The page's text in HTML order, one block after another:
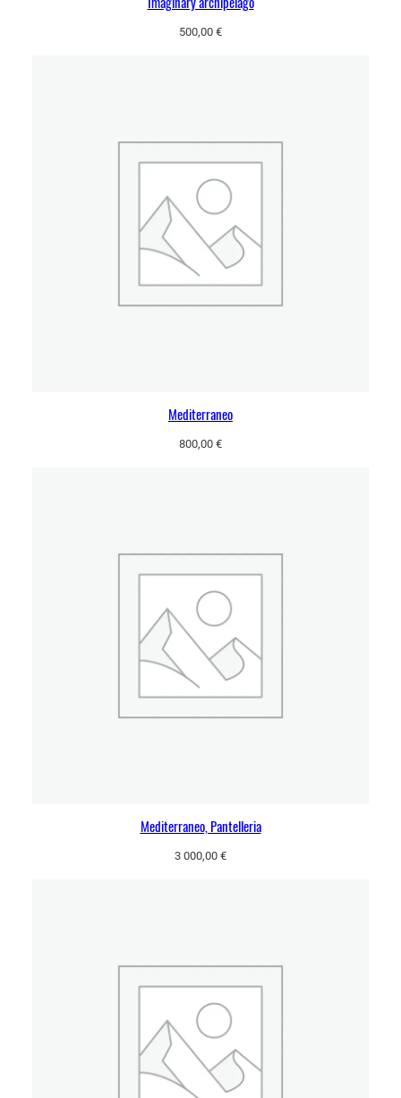
500,00 €
Mediterraneo
800,00 €
Mediterraneo, Pantelleria
3 000,00 €